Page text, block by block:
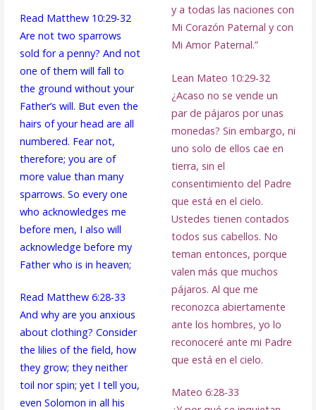
Read Matthew 10:29-32
Are not two sparrows
sold for a penny? And not
one of them will fall to
the ground without your
Father’s will. But even the
hairs of your head are all
numbered. Fear not,
therefore; you are of
more value than many
sparrows. So every one
who acknowledges me
before men, I also will
acknowledge before my
Father who is in heaven;
Read Matthew 6:28-33
And why are you anxious
about clothing? Consider
the lilies of the field, how
they grow; they neither
toil nor spin; yet I tell you,
even Solomon in all his
y a todas las naciones con
Mi Corazón Paternal y con
Mi Amor Paternal.”
Lean Mateo 10:29-32
¿Acaso no se vende un
par de pájaros por unas
monedas? Sin embargo, ni
uno solo de ellos cae en
tierra, sin el
consentimiento del Padre
que está en el cielo.
Ustedes tienen contados
todos sus cabellos. No
teman entonces, porque
valen más que muchos
pájaros. Al que me
reconozca abiertamente
ante los hombres, yo lo
reconoceré ante mi Padre
que está en el cielo.
Mateo 6:28-33